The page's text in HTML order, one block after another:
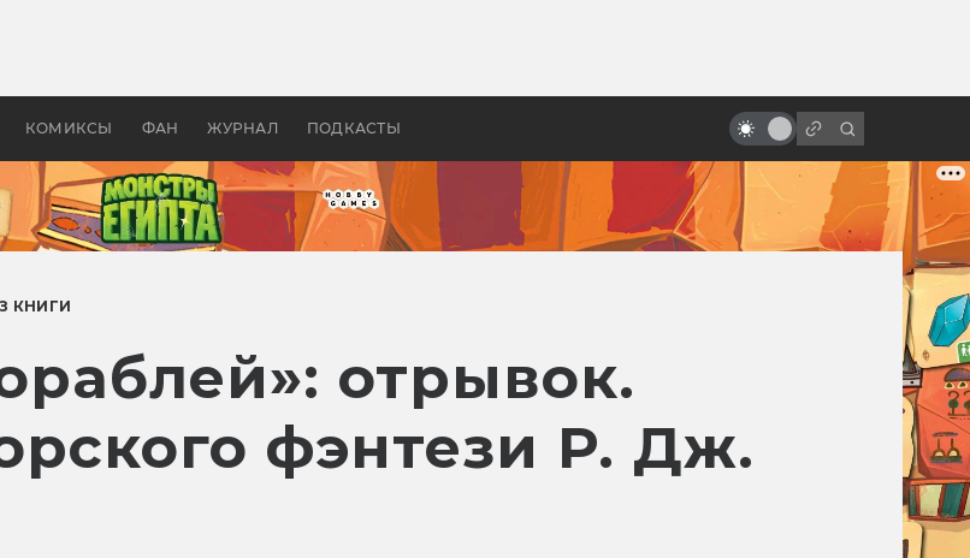
КОМИКСЫ ФАН ЖУРНАЛ ПОДКАСТЫ
Древней Грецией
идеи к безумному фильму
КНИГИ
отрывок.
фэнтези Р. Дж.